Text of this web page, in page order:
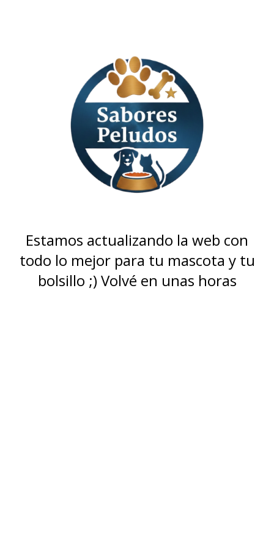
Estamos actualizando la web con
todo lo mejor para tu mascota y tu
bolsillo ;) Volvé en unas horas